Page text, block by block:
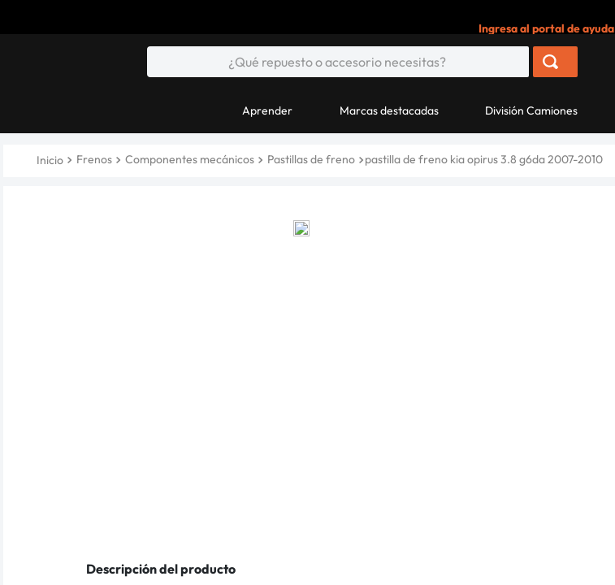
Ingresa al portal de ayuda
Aprender Marcas destacadas División Camiones
Frenos Componentes mecánicos Pastillas de freno pastilla de freno kia opirus 3.8 g6da 2007-2010
Descripción del producto